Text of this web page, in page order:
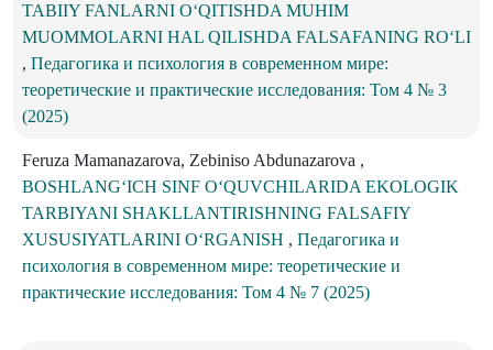
TABIIY FANLARNI O‘QITISHDA MUHIM
MUOMMOLARNI HAL QILISHDA FALSAFANING RO‘LI
, Педагогика и психология в современном мире:
теоретические и практические исследования: Том 4 № 3
(2025)
Feruza Mamanazarova, Zebiniso Abdunazarova ,
BOSHLANGʻICH SINF OʻQUVCHILARIDA EKOLOGIK
TARBIYANI SHAKLLANTIRISHNING FALSAFIY
XUSUSIYATLARINI OʻRGANISH , Педагогика и
психология в современном мире: теоретические и
практические исследования: Том 4 № 7 (2025)